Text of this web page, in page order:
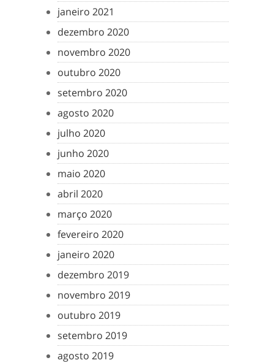
janeiro 2021
dezembro 2020
novembro 2020
outubro 2020
setembro 2020
agosto 2020
julho 2020
junho 2020
maio 2020
abril 2020
março 2020
fevereiro 2020
janeiro 2020
dezembro 2019
novembro 2019
outubro 2019
setembro 2019
agosto 2019